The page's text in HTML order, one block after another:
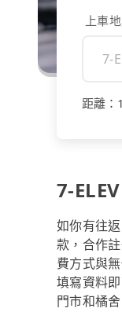
上車
距離 ：
7-
如你有往
款，合作
費方式與
填寫資料
門市和橘